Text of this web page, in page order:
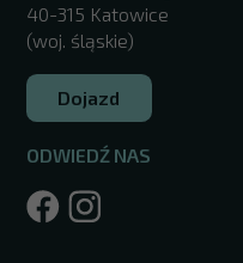
40-315 Katowice
(woj. śląskie)
Dojazd
ODWIEDŹ NAS